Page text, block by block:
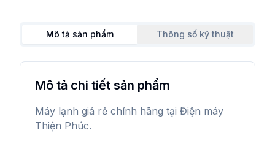
Mô tả sản phẩm Thông số kỹ thuật
Mô tả chi tiết sản phẩm
Máy lạnh giá rẻ chính hãng tại Điện máy
Thiện Phúc.